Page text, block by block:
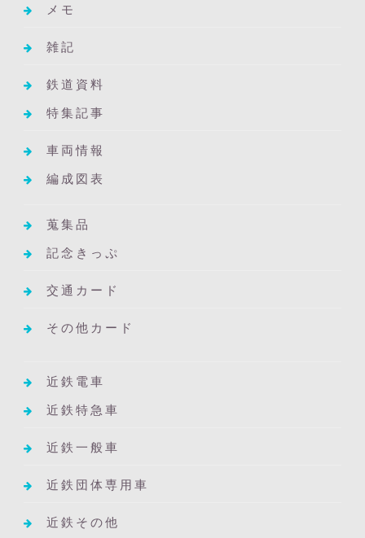
メモ
雑記
鉄道資料
特集記事
車両情報
編成図表
蒐集品
記念きっぷ
交通カード
その他カード
近鉄電車
近鉄特急車
近鉄一般車
近鉄団体専用車
近鉄その他